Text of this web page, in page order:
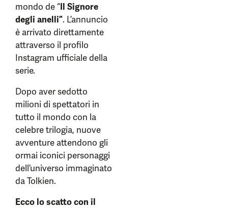
mondo de “Il Signore
degli anelli”. L’annuncio
è arrivato direttamente
attraverso il profilo
Instagram ufficiale della
serie.
Dopo aver sedotto
milioni di spettatori in
tutto il mondo con la
celebre trilogia, nuove
avventure attendono gli
ormai iconici personaggi
dell’universo immaginato
da Tolkien.
Ecco lo scatto con il